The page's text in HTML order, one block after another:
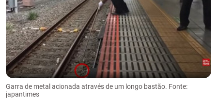
Garra de metal acionada através de um longo bastão. Fonte:
japantimes